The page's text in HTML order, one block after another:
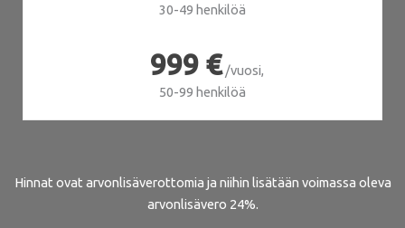
30-49 henkilöä
999 €/vuosi,
50-99 henkilöä
Hinnat ovat arvonlisäverottomia ja niihin lisätään voimassa oleva
arvonlisävero 24%.